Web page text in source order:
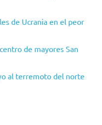
de Ucrania en el peor
de mayores San
al terremoto del norte